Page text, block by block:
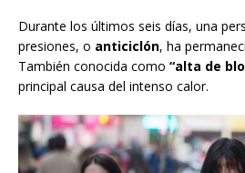
Durante los últimos seis días, una
presiones, o anticiclón, ha
También conocida como “alta de
principal causa del intenso calor.